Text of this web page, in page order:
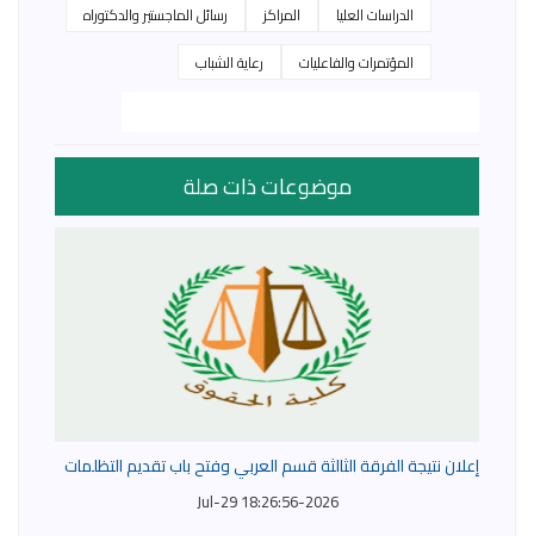
الدراسات العليا
المراكز
رسائل الماجستير والدكتوراه
المؤتمرات والفاعليات
رعاية الشباب
موضوعات ذات صلة
إعلان نتيجة الفرقة الثالثة قسم العربي وفتح باب تقديم التظلمات
2026-Jul-29 18:26:56